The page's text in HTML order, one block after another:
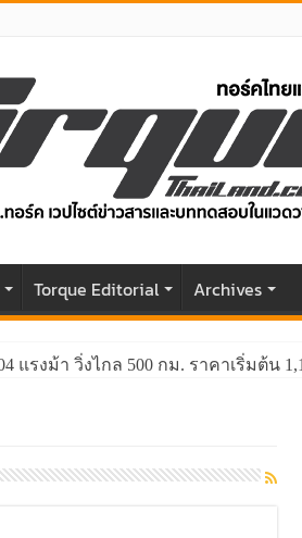
Torque Editorial Archives
แรงม้า วิ่งไกล 500 กม. ราคาเริ่มต้น